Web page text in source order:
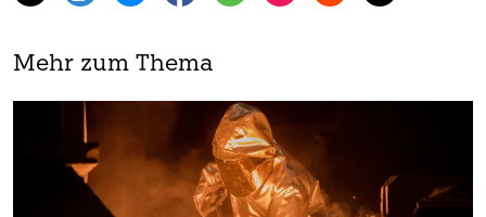
Mehr zum Thema